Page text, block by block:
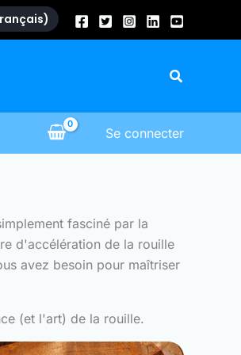
Se connecter
fasciné par la
d'accélération de la rouille
avez besoin pour maîtriser
(et l'art) de la rouille.